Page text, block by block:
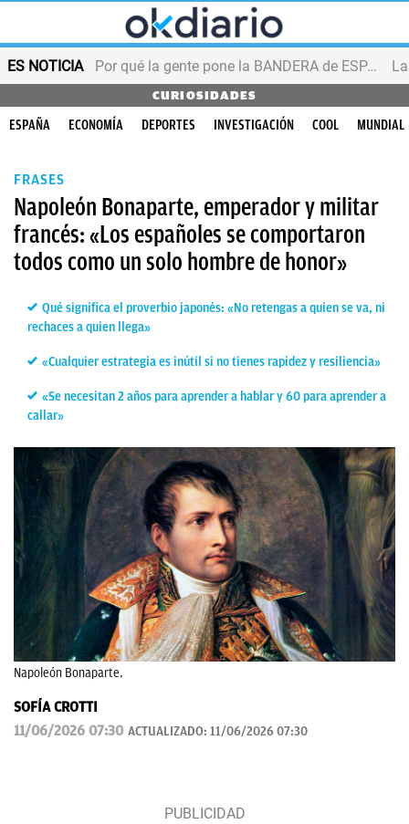
ES NOTICIA Por qué la gente pone la BANDERA de ESPAÑA en el balcón
CURIOSIDADES
ESPAÑA ECONOMÍA DEPORTES INVESTIGACIÓN COOL MUNDIAL
FRASES
Napoleón Bonaparte, emperador y militar
francés: «Los españoles se comportaron
todos como un solo hombre de honor»
Qué significa el proverbio japonés: «No retengas a quien se va, ni
rechaces a quien llega»
«Cualquier estrategia es inútil si no tienes rapidez y resiliencia»
«Se necesitan 2 años para aprender a hablar y 60 para aprender a
callar»
Napoleón Bonaparte.
SOFÍA CROTTI
11/06/2026 07:30 ACTUALIZADO: 11/06/2026 07:30